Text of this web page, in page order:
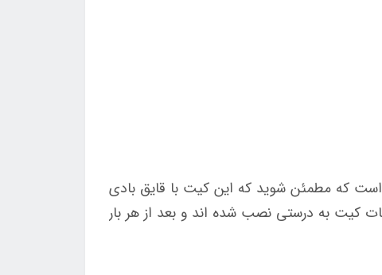
کیت نصب موتور قایق بادی اینتکس کد 68624 باید بدانید این است که مطمئن شوید که این کیت با قایق بادی
کیت به درستی نصب شده اند و بعد از هر بار